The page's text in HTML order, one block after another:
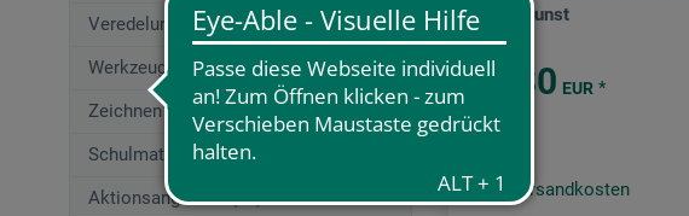
Veredelungstechniken (83)
Werkzeuge (167)
Zeichnen (580)
Schulmaterial (195)
Aktionsangebote (29)
Lebenskunst
10,80 EUR *
zzgl. Versandkosten